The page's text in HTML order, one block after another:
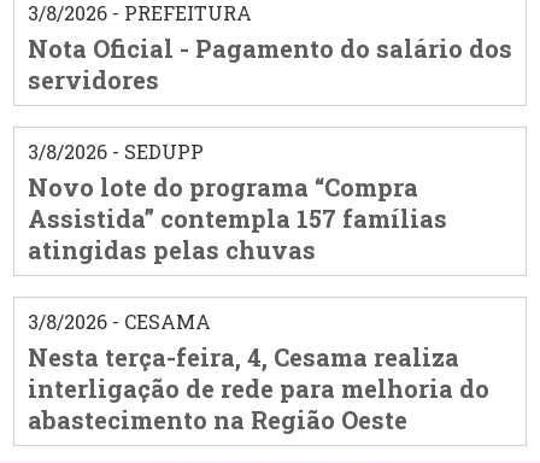
3/8/2026 - PREFEITURA
Nota Oficial - Pagamento do salário dos
servidores
3/8/2026 - SEDUPP
Novo lote do programa “Compra
Assistida” contempla 157 famílias
atingidas pelas chuvas
3/8/2026 - CESAMA
Nesta terça-feira, 4, Cesama realiza
interligação de rede para melhoria do
abastecimento na Região Oeste